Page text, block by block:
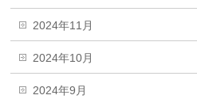
2024年11月
2024年10月
2024年9月